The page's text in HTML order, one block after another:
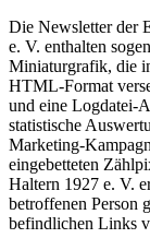
Die Newsletter der
e. V. enthalten
Miniaturgrafik, die
HTML-Format
und eine Logdatei-
statistische
Marketing-
eingebetteten
Haltern 1927 e. V.
betroffenen Person
befindlichen Links